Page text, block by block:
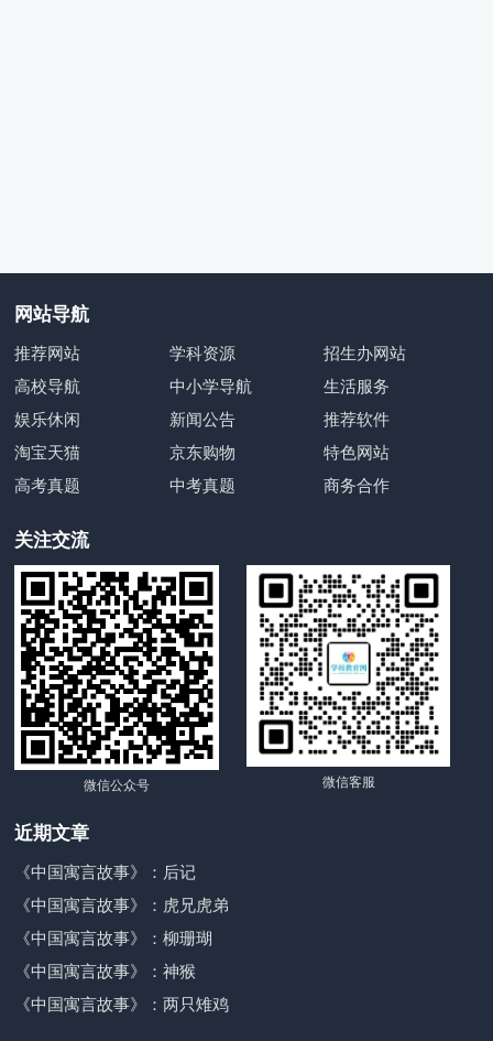
网站导航
推荐网站 学科资源
招生办网站
高校导航
中小学导航
生活服务
娱乐休闲
新闻公告
推荐软件
淘宝天猫
京东购物
特色网站
高考真题
中考真题 商务合作
关注交流
微信公众号 微信客服
近期文章
《中国寓言故事》：后记
《中国寓言故事》：虎兄虎弟
《中国寓言故事》：柳珊瑚
《中国寓言故事》：神猴
《中国寓言故事》：两只雉鸡